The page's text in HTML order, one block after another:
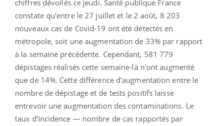
chiffres dévoilés ce jeudi. Santé publique France
constate qu'entre le 27 juillet et le 2 août, 8 203
nouveaux cas de Covid-19 ont été détectés en
métropole, soit une augmentation de 33% par rapport
à la semaine précédente. Cependant, 581 779
dépistages réalisés cette semaine-là n'ont augmenté
que de 14%. Cette différence d'augmentation entre le
nombre de dépistage et de tests positifs laisse
entrevoir une augmentation des contaminations. Le
taux d'incidence — nombre de cas rapportés par